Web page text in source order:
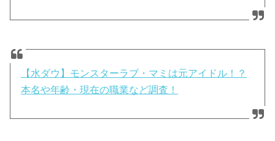
【水ダウ】モンスターラブ・マミは元アイドル！？
本名や年齢・現在の職業など調査！